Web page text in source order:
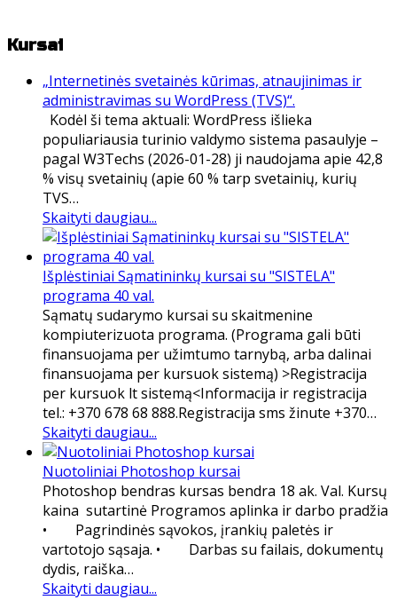
Kursai
„Internetinės svetainės kūrimas, atnaujinimas ir
administravimas su WordPress (TVS)“.
Kodėl ši tema aktuali: WordPress išlieka
populiariausia turinio valdymo sistema pasaulyje –
pagal W3Techs (2026-01-28) ji naudojama apie 42,8
% visų svetainių (apie 60 % tarp svetainių, kurių
TVS…
Skaityti daugiau...
Išplėstiniai Sąmatininkų kursai su "SISTELA"
programa 40 val.
Sąmatų sudarymo kursai su skaitmenine
kompiuterizuota programa. (Programa gali būti
finansuojama per užimtumo tarnybą, arba dalinai
finansuojama per kursuok sistemą) >Registracija
per kursuok lt sistemą<Informacija ir registracija
tel.: +370 678 68 888.Registracija sms žinute +370…
Skaityti daugiau...
Nuotoliniai Photoshop kursai
Photoshop bendras kursas bendra 18 ak. Val. Kursų
kaina sutartinė Programos aplinka ir darbo pradžia
• Pagrindinės sąvokos, įrankių paletės ir
vartotojo sąsaja. • Darbas su failais, dokumentų
dydis, raiška…
Skaityti daugiau...